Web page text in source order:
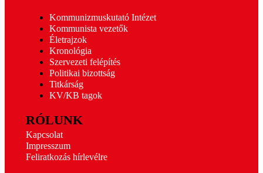
Kommunizmuskutató Intézet
Kommunista vezetők
Életrajzok
Kronológia
Szervezeti felépítés
Politikai bizottság
Titkárság
KV/KB tagok
RÓLUNK
Kapcsolat
Impresszum
Feliratkozás hírlevélre